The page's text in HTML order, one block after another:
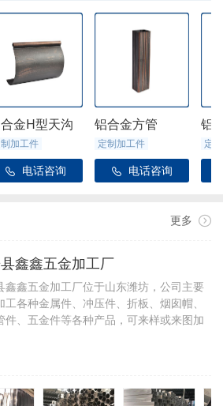
金H型天沟
加工件
 电话咨询
铝合金方管
定制加工件
 电话咨询
铝
定
更多
鑫鑫五金加工厂
鑫鑫五金加工厂位于山东潍坊，公司主要
工各种金属件、冲压件、折板、烟囱帽、
件、五金件等各种产品，可来样或来图加
属雨链、定制烟囱帽、虹吸雨水斗、侧排
、水簸箕、阴脊瓦、不锈钢透气帽等。公